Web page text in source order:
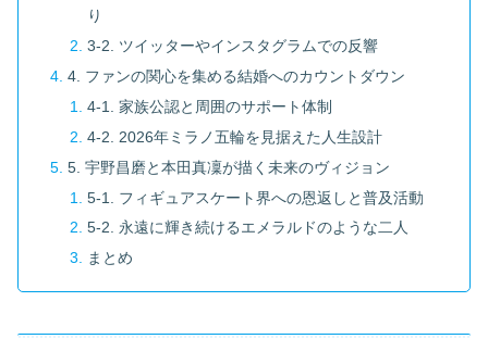
り
3-2. ツイッターやインスタグラムでの反響
4. ファンの関心を集める結婚へのカウントダウン
4-1. 家族公認と周囲のサポート体制
4-2. 2026年ミラノ五輪を見据えた人生設計
5. 宇野昌磨と本田真凜が描く未来のヴィジョン
5-1. フィギュアスケート界への恩返しと普及活動
5-2. 永遠に輝き続けるエメラルドのような二人
まとめ